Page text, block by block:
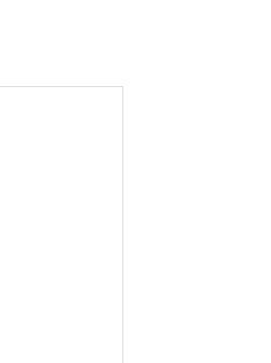
话“大艺